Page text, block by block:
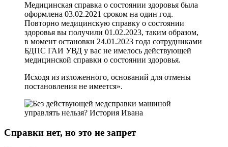
Медицинская справка о состоянии здоровья была
оформлена 03.02.2021 сроком на один год.
Повторно медицинскую справку о состоянии
здоровья вы получили 01.02.2023, таким образом,
в момент остановки 24.01.2023 года сотрудниками
БДПС ГАИ УВД у вас не имелось действующей
медицинской справки о состоянии здоровья.
Исходя из изложенного, оснований для отмены
постановления не имеется».
Справки нет, но это не запрет